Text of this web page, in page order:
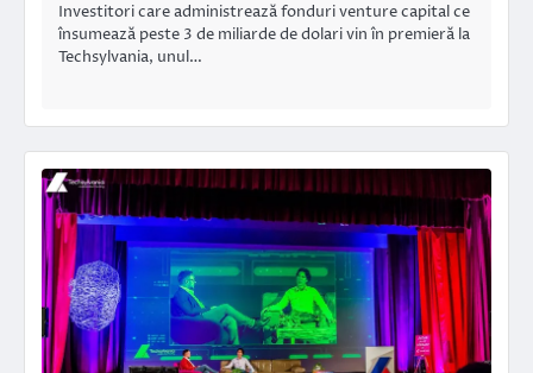
Investitori care administrează fonduri venture capital ce
însumează peste 3 de miliarde de dolari vin în premieră la
Techsylvania, unul…